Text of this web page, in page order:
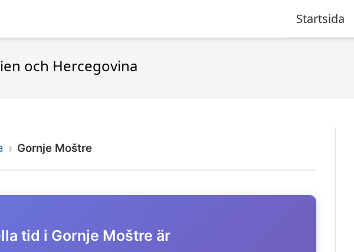
Startsida
och Hercegovina
Gornje Moštre
tid i Gornje Moštre är